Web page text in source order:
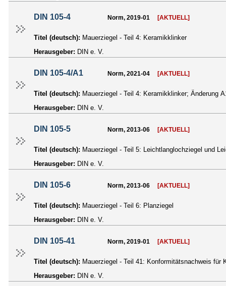
DIN 105-4 Norm, 2019-01 [AKTUELL]
Titel (deutsch): Mauerziegel - Teil 4: Keramikklinker
Herausgeber: DIN e. V.
DIN 105-4/A1 Norm, 2021-04 [AKTUELL]
Titel (deutsch): Mauerziegel - Teil 4: Keramikklinker; Änderung
Herausgeber: DIN e. V.
DIN 105-5 Norm, 2013-06 [AKTUELL]
Titel (deutsch): Mauerziegel - Teil 5: Leichtlanglochziegel und
Herausgeber: DIN e. V.
DIN 105-6 Norm, 2013-06 [AKTUELL]
Titel (deutsch): Mauerziegel - Teil 6: Planziegel
Herausgeber: DIN e. V.
DIN 105-41 Norm, 2019-01 [AKTUELL]
Titel (deutsch): Mauerziegel - Teil 41: Konformitätsnachweis für
Herausgeber: DIN e. V.